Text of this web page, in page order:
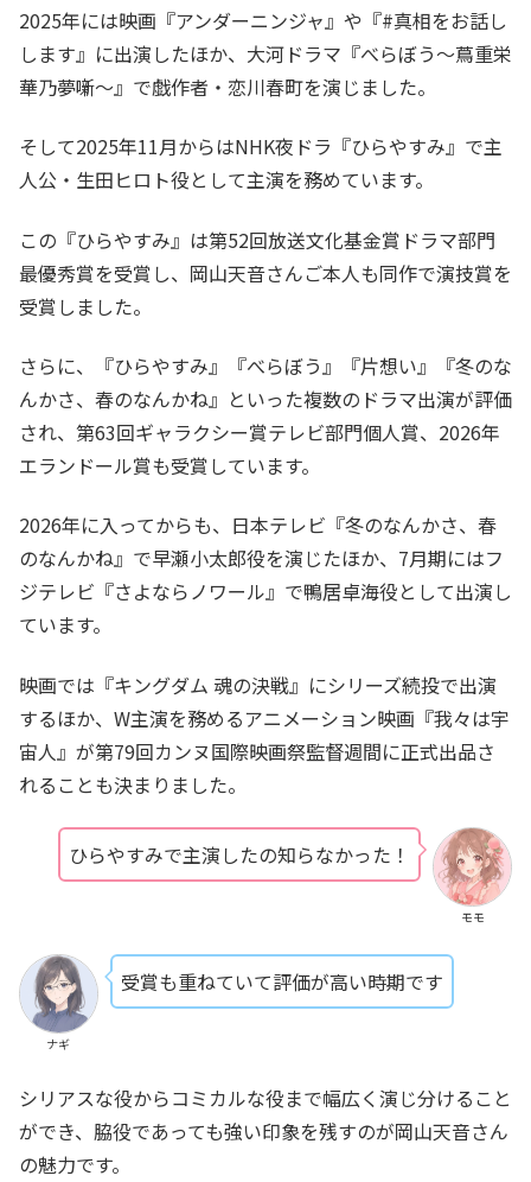
2025年には映画『アンダーニンジャ』や『#真相をお話し
します』に出演したほか、大河ドラマ『べらぼう〜蔦重栄
華乃夢噺〜』で戯作者・恋川春町を演じました。
そして2025年11月からはNHK夜ドラ『ひらやすみ』で主
人公・生田ヒロト役として主演を務めています。
この『ひらやすみ』は第52回放送文化基金賞ドラマ部門
最優秀賞を受賞し、岡山天音さんご本人も同作で演技賞を
受賞しました。
さらに、『ひらやすみ』『べらぼう』『片想い』『冬のな
んかさ、春のなんかね』といった複数のドラマ出演が評価
され、第63回ギャラクシー賞テレビ部門個人賞、2026年
エランドール賞も受賞しています。
2026年に入ってからも、日本テレビ『冬のなんかさ、春
のなんかね』で早瀬小太郎役を演じたほか、7月期にはフ
ジテレビ『さよならノワール』で鴨居卓海役として出演し
ています。
映画では『キングダム 魂の決戦』にシリーズ続投で出演
するほか、W主演を務めるアニメーション映画『我々は宇
宙人』が第79回カンヌ国際映画祭監督週間に正式出品さ
れることも決まりました。
モモ
ひらやすみで主演したの知らなかった！
ナギ
受賞も重ねていて評価が高い時期です
シリアスな役からコミカルな役まで幅広く演じ分けること
ができ、脇役であっても強い印象を残すのが岡山天音さん
の魅力です。